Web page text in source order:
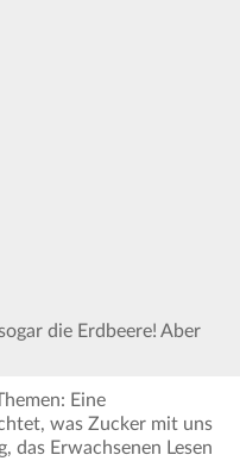
die Erdbeere! Aber
Eine
was Zucker mit uns
das Erwachsenen Lesen